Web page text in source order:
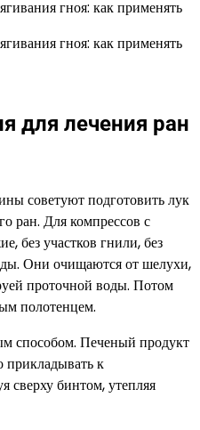
для лечения ран
советуют подготовить лук
ран. Для компрессов с
без участков гнили, без
Они очищаются от шелухи,
проточной воды. Потом
полотенцем.
способом. Печеный продукт
прикладывать к
сверху бинтом, утепляя